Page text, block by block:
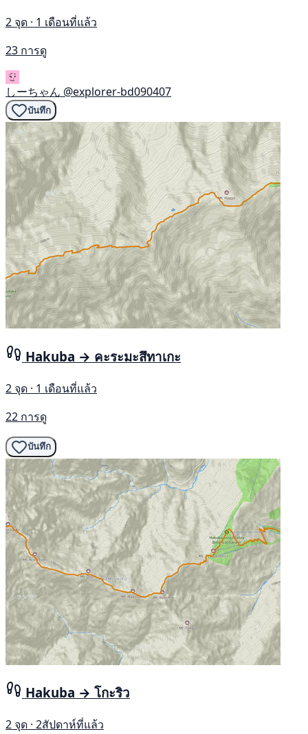
2 จุด · 1 เดือนที่แล้ว
23 การดู
しーちゃん @explorer-bd090407
บันทึก
Hakuba → คะระมะสึทาเกะ
2 จุด · 1 เดือนที่แล้ว
22 การดู
บันทึก
Hakuba → โกะริว
2 จุด · 2สัปดาห์ที่แล้ว